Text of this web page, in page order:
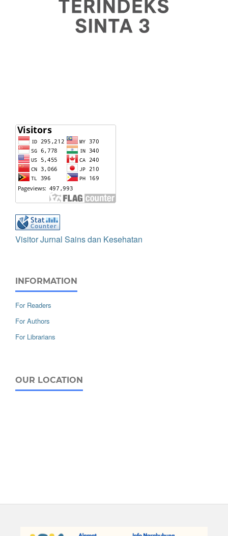
Visitor Jurnal Sains dan Kesehatan
INFORMATION
For Readers
For Authors
For Librarians
OUR LOCATION